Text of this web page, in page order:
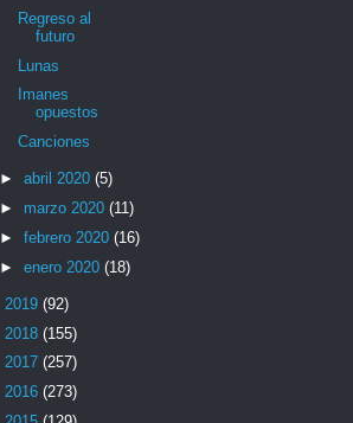
Regreso al
futuro
Lunas
Imanes
opuestos
Canciones
► abril 2020 (5)
► marzo 2020 (11)
► febrero 2020 (16)
► enero 2020 (18)
2019 (92)
2018 (155)
2017 (257)
2016 (273)